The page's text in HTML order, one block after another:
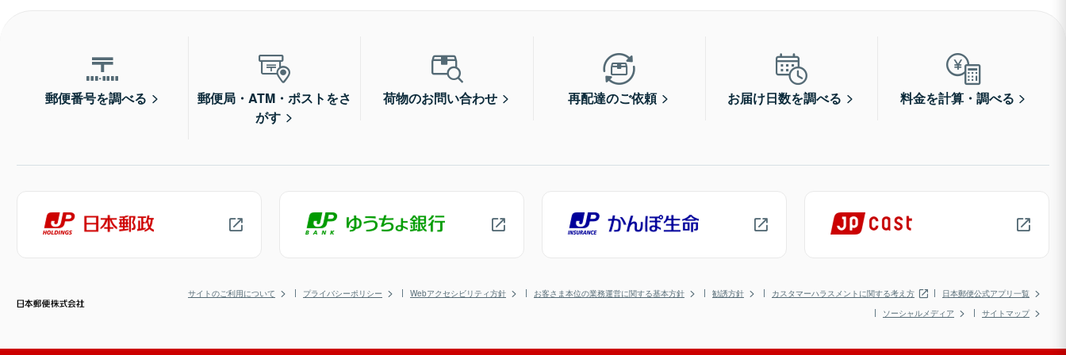
郵便番号を調べる
郵便局・ATM・ポストをさ
がす
荷物のお問い合わせ 再配達のご依頼 お届け日数を調べる 料金を計算・調べる
サイトのご利用について プライバシーポリシー Webアクセシビリティ方針 お客さま本位の業務運営に関する基本方針 勧誘方針 カスタマーハラスメントに関する考え方
日本郵便公式アプリ一覧
ソーシャルメディア
サイトマップ